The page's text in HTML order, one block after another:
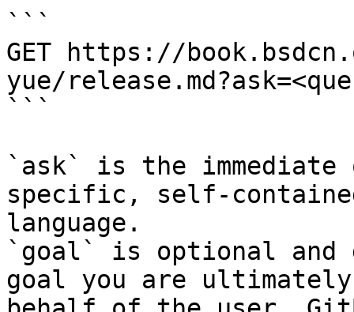
```
GET https://
yue/
```
`ask` is the
specific, self-
language.
`goal` is optional and
goal you are